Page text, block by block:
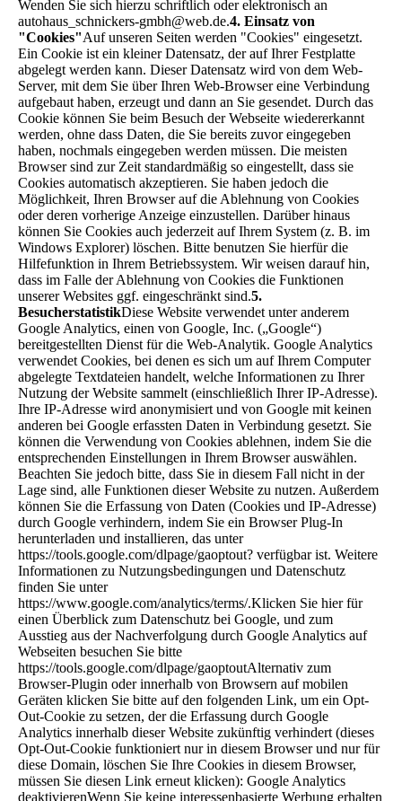
Wenden Sie sich hierzu schriftlich oder elektronisch an
autohaus_schnickers-gmbh@web.de.4. Einsatz von
"Cookies"Auf unseren Seiten werden "Cookies" eingesetzt.
Ein Cookie ist ein kleiner Datensatz, der auf Ihrer Festplatte
abgelegt werden kann. Dieser Datensatz wird von dem Web-
Server, mit dem Sie über Ihren Web-Browser eine Verbindung
aufgebaut haben, erzeugt und dann an Sie gesendet. Durch das
Cookie können Sie beim Besuch der Webseite wiedererkannt
werden, ohne dass Daten, die Sie bereits zuvor eingegeben
haben, nochmals eingegeben werden müssen. Die meisten
Browser sind zur Zeit standardmäßig so eingestellt, dass sie
Cookies automatisch akzeptieren. Sie haben jedoch die
Möglichkeit, Ihren Browser auf die Ablehnung von Cookies
oder deren vorherige Anzeige einzustellen. Darüber hinaus
können Sie Cookies auch jederzeit auf Ihrem System (z. B. im
Windows Explorer) löschen. Bitte benutzen Sie hierfür die
Hilfefunktion in Ihrem Betriebssystem. Wir weisen darauf hin,
dass im Falle der Ablehnung von Cookies die Funktionen
unserer Websites ggf. eingeschränkt sind.5.
BesucherstatistikDiese Website verwendet unter anderem
Google Analytics, einen von Google, Inc. („Google“)
bereitgestellten Dienst für die Web-Analytik. Google Analytics
verwendet Cookies, bei denen es sich um auf Ihrem Computer
abgelegte Textdateien handelt, welche Informationen zu Ihrer
Nutzung der Website sammelt (einschließlich Ihrer IP-Adresse).
Ihre IP-Adresse wird anonymisiert und von Google mit keinen
anderen bei Google erfassten Daten in Verbindung gesetzt. Sie
können die Verwendung von Cookies ablehnen, indem Sie die
entsprechenden Einstellungen in Ihrem Browser auswählen.
Beachten Sie jedoch bitte, dass Sie in diesem Fall nicht in der
Lage sind, alle Funktionen dieser Website zu nutzen. Außerdem
können Sie die Erfassung von Daten (Cookies und IP-Adresse)
durch Google verhindern, indem Sie ein Browser Plug-In
herunterladen und installieren, das unter
https://tools.google.com/dlpage/gaoptout? verfügbar ist. Weitere
Informationen zu Nutzungsbedingungen und Datenschutz
finden Sie unter
https://www.google.com/analytics/terms/.Klicken Sie hier für
einen Überblick zum Datenschutz bei Google, und zum
Ausstieg aus der Nachverfolgung durch Google Analytics auf
Webseiten besuchen Sie bitte
https://tools.google.com/dlpage/gaoptoutAlternativ zum
Browser-Plugin oder innerhalb von Browsern auf mobilen
Geräten klicken Sie bitte auf den folgenden Link, um ein Opt-
Out-Cookie zu setzen, der die Erfassung durch Google
Analytics innerhalb dieser Website zukünftig verhindert (dieses
Opt-Out-Cookie funktioniert nur in diesem Browser und nur für
diese Domain, löschen Sie Ihre Cookies in diesem Browser,
müssen Sie diesen Link erneut klicken): Google Analytics
deaktivierenWenn Sie keine interessenbasierte Werbung erhalten